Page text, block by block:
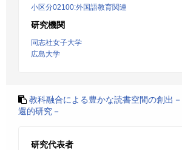
小区分02100:外国語教育関連
研究機関
同志社女子大学
広島大学
教科融合による豊かな読書空間の創出
還的研究－
研究代表者